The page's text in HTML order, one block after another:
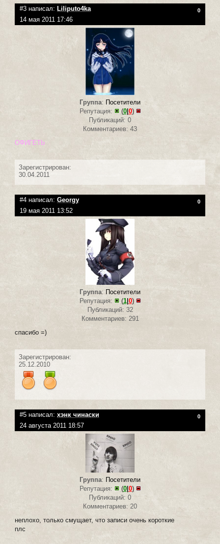
#3 написал: Liliputo4ka 0
14 мая 2011 17:46
Группа: Посетители
Репутация:
(0| 0)
Публикаций: 0
Комментариев: 43
ОФИГЕТЬ
Зарегистрирован:
30.04.2011
#4 написал: Georgy 0
19 мая 2011 13:52
Группа: Посетители
Репутация:
(1|0)
Публикаций: 32
Комментариев: 291
спасибо =)
Зарегистрирован:
25.12.2010
#5 написал: хэнк чинаски 0
24 августа 2011 18:57
Группа: Посетители
Репутация:
(0|0)
Публикаций: 0
Комментариев: 20
неплохо, только смущает, что записи очень короткие
плс